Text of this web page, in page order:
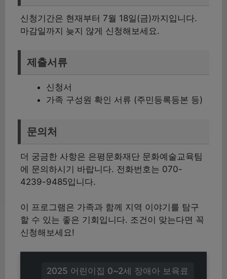
신청기간은 현재부터 7월 18일(금)까지입니다.
마감일까지 늦지 않게 신청해보세요.
제출서류
신청서
가족 구성원 확인 서류 (주민등록등본 등)
문의처
더 궁금한 사항은 은평문화재단 문화예술교육팀
에 문의하시기 바랍니다. 전화번호는 070-
4239-9485입니다.
이 프로그램은 가족과 함께 지역 이야기를 탐구
할 수 있는 좋은 기회입니다. 조건이 맞는다면 꼭
신청해보세요!
2025 어린이집 0~2세 장애아 보육료